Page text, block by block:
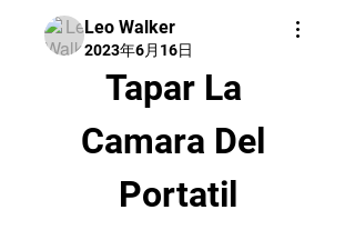
Leo Walker
2023年6月16日
Tapar La
Camara Del
Portatil